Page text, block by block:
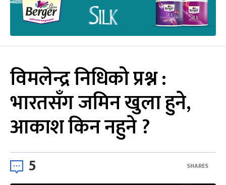
विमलेन्द्र निधिको प्रश्न :
भारतसँग जमिन खुला हुने,
आकाश किन नहुने ?
5 SHARES